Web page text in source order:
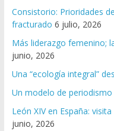
Consistorio: Prioridades
fracturado 6 julio, 2026
Más liderazgo femenino;
junio, 2026
Una “ecología integral”
Un modelo de periodismo
León XIV en España:
junio, 2026